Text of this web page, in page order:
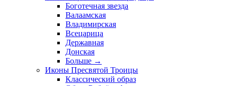
Боготечная звезда
Валаамская
Владимирская
Всецарица
Державная
Донская
Больше →
Иконы Пресвятой Троицы
Классический образ